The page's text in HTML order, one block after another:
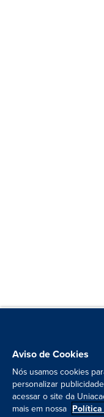
Aviso de Cookies
Nós usamos cookies
personalizar
acessar o site da
mais em nossa